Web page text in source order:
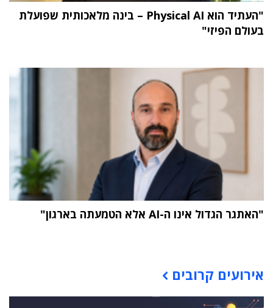
"העתיד הוא Physical AI – בינה מלאכותית שפועלת
בעולם הפיזי"
"האתגר הגדול אינו ה-AI אלא הטמעתה בארגון"
אירועים קרובים